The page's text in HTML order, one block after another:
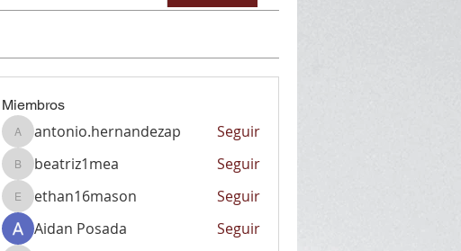
Miembros
antonio.hernandezap
antonio.hernandezap Seguir
beatriz1mea
beatriz1mea Seguir
ethan16mason
ethan16mason
Seguir
Aidan Posada
Seguir